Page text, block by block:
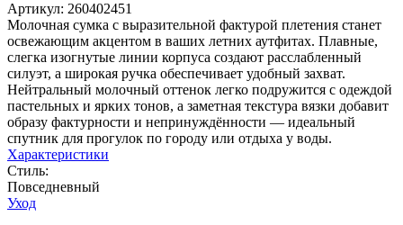
Артикул: 260402451
Молочная сумка с выразительной фактурой плетения станет
освежающим акцентом в ваших летних аутфитах. Плавные,
слегка изогнутые линии корпуса создают расслабленный
силуэт, а широкая ручка обеспечивает удобный захват.
Нейтральный молочный оттенок легко подружится с одеждой
пастельных и ярких тонов, а заметная текстура вязки добавит
образу фактурности и непринуждённости — идеальный
спутник для прогулок по городу или отдыха у воды.
Характеристики
Стиль:
Повседневный
Уход